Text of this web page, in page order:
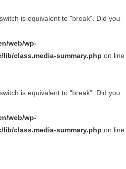
is equivalent to "break". Did you
web/wp-
class.media-summary.php on line
is equivalent to "break". Did you
web/wp-
class.media-summary.php on line